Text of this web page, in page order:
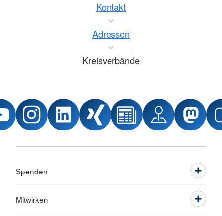
Kontakt
Adressen
Kreisverbände
Spenden
Mitwirken